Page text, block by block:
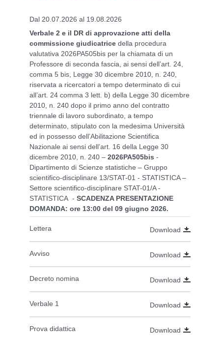
Dal 20.07.2026 al 19.08.2026
Verbale 2 e il DR di approvazione atti della
commissione giudicatrice della procedura
valutativa 2026PA505bis per la chiamata di un
Professore di seconda fascia, ai sensi dell’art. 24,
comma 5 bis, Legge 30 dicembre 2010, n. 240,
riservata a ricercatori a tempo determinato di cui
all’art. 24 comma 3 lett. b) della Legge 30 dicembre
2010, n. 240 dopo il primo anno del contratto
triennale di lavoro subordinato, a tempo
determinato, stipulato con la medesima Università
ed in possesso dell’Abilitazione Scientifica
Nazionale ai sensi dell’art. 16 della Legge 30
dicembre 2010, n. 240 – 2026PA505bis -
Dipartimento di Scienze statistiche – Gruppo
scientifico-disciplinare 13/STAT-01 - STATISTICA –
Settore scientifico-disciplinare STAT-01/A -
STATISTICA - SCADENZA PRESENTAZIONE
DOMANDA: ore 13:00 del 09 giugno 2026.
Lettera Download
Avviso Download
Decreto nomina Download
Verbale 1 Download
Prova didattica Download